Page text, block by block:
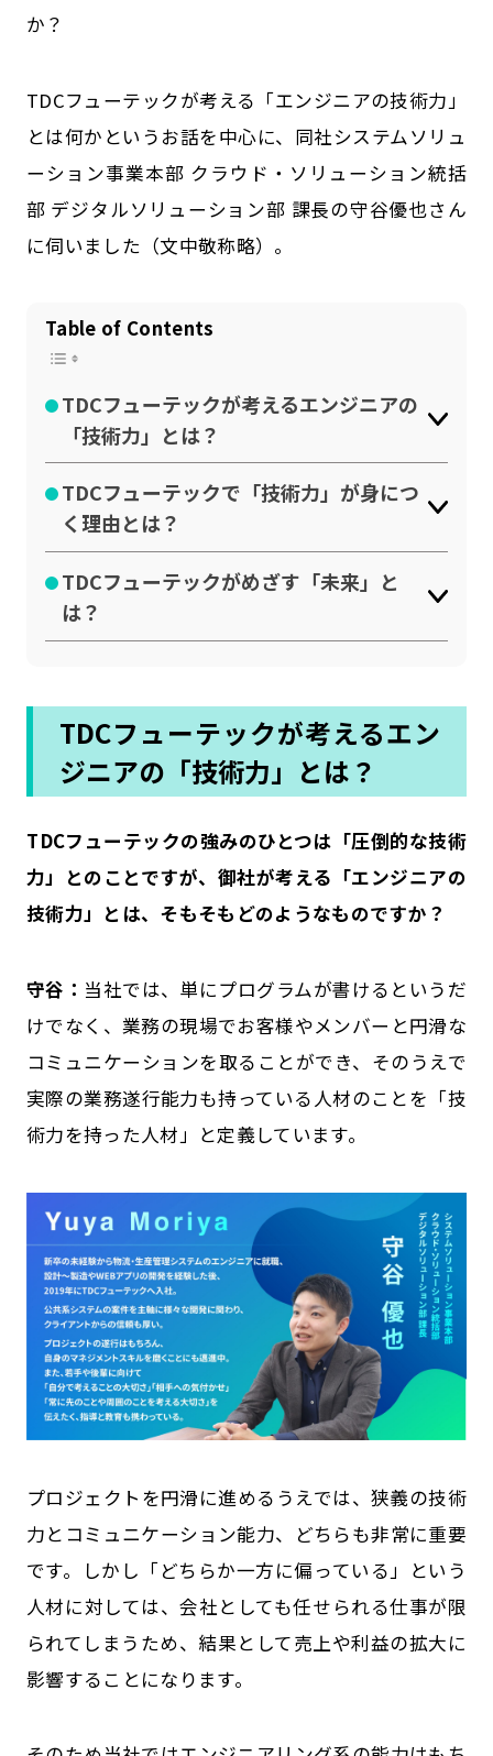
か？
TDCフューテックが考える「エンジニアの技術力」
とは何かというお話を中心に、同社システムソリュ
ーション事業本部 クラウド・ソリューション統括
部 デジタルソリューション部 課長の守谷優也さん
に伺いました（文中敬称略）。
Table of Contents
TDCフューテックが考えるエンジニアの
「技術力」とは？
TDCフューテックで「技術力」が身につ
く理由とは？
TDCフューテックがめざす「未来」と
は？
TDCフューテックが考えるエン
ジニアの「技術力」とは？
――TDCフューテックの強みのひとつは「圧倒的な技術
力」とのことですが、御社が考える「エンジニアの
技術力」とは、そもそもどのようなものですか？
守谷： 当社では、単にプログラムが書けるというだ
けでなく、業務の現場でお客様やメンバーと円滑な
コミュニケーションを取ることができ、そのうえで
実際の業務遂行能力も持っている人材のことを「技
術力を持った人材」と定義しています。
プロジェクトを円滑に進めるうえでは、狭義の技術
力とコミュニケーション能力、どちらも非常に重要
です。しかし「どちらか一方に偏っている」という
人材に対しては、会社としても任せられる仕事が限
られてしまうため、結果として売上や利益の拡大に
影響することになります。